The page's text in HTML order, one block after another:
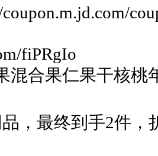
fiPRgIo
混合果仁果干核桃
，最终到手2件，